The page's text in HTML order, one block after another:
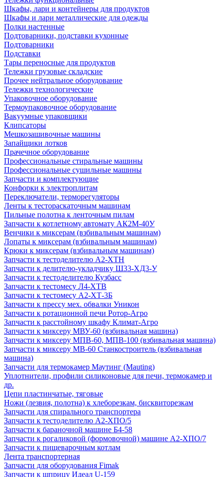
Шкафы, лари и контейнеры для продуктов
Шкафы и лари металлические для одежды
Полки настенные
Подтоварники, подставки кухонные
Подтоварники
Подставки
Тары переносные для продуктов
Тележки грузовые складские
Прочее нейтральное оборудование
Тележки технологические
Упаковочное оборудование
Термоупаковочное оборудование
Вакуумные упаковщики
Клипсаторы
Мешкозашивочные машины
Запайщики лотков
Прачечное оборудование
Профессиональные стиральные машины
Профессиональные сушильные машины
Запчасти и комплектующие
Конфорки к электроплитам
Переключатели, терморегуляторы
Ленты к тестораскаточным машинам
Пильные полотна к ленточным пилам
Запчасти к котлетному автомату АК2М-40У
Венчики к миксерам (взбивальным машинам)
Лопаты к миксерам (взбивальным машинам)
Крюки к миксерам (взбивальным машинам)
Запчасти к тестоделителю А2-ХТН
Запчасти к делителю-укладчику Ш33-ХД3-У
Запчасти к тестоделителю Кузбасс
Запчасти к тестомесу Л4-ХТВ
Запчасти к тестомесу А2-ХТ-3Б
Запчасти к прессу мех. обвалки Уникон
Запчасти к ротационной печи Ротор-Агро
Запчасти к расстойному шкафу Климат-Агро
Запчасти к миксеру МВУ-60 (взбивальная машина)
Запчасти к миксеру МПВ-60, МПВ-100 (взбивальная машина)
Запчасти к миксеру МВ-60 Станкостроитель (взбивальная
машина)
Запчасти для термокамер Маутинг (Mauting)
Уплотнители, профили силиконовые для печи, термокамер и
др.
Цепи пластинчатые, тяговые
Ножи (лезвия, полотна) к хлеборезкам, бисквиторезкам
Запчасти для спирального транспортера
Запчасти к тестоделителю А2-ХПО/5
Запчасти к бараночной машине Б4-58
Запчасти к рогаликовой (формовочной) машине А2-ХПО/7
Запчасти к пищеварочным котлам
Лента транспортерная
Запчасти для оборудования Fimak
Запчасти к шприцу Идеал U-159